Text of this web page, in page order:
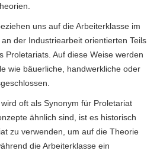
uns auf die Arbeiterklasse im
der Industriearbeit orientierten Teils
Proletariats. Auf diese Weise werden
wie bäuerliche, handwerkliche oder
oft als Synonym für Proletariat
ähnlich sind, ist es historisch
zu verwenden, um auf die Theorie
die Arbeiterklasse ein